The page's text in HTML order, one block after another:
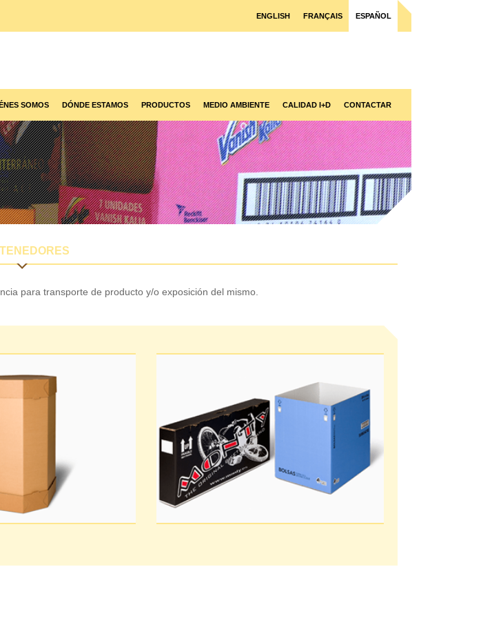
ENGLISH FRANÇAIS ESPAÑOL
SOMOS DÓNDE ESTAMOS PRODUCTOS MEDIO AMBIENTE CALIDAD I+D CONTACTAR
para transporte de producto y/o exposición del mismo.